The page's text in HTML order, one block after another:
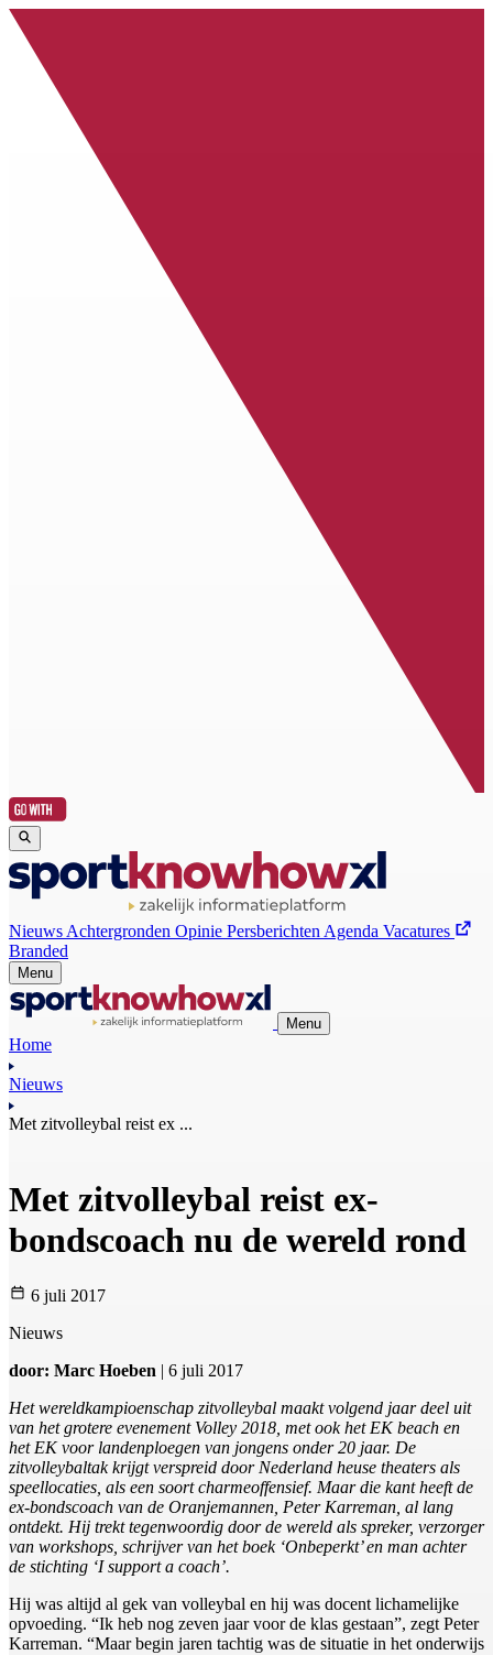
Nieuws Achtergronden Opinie Persberichten Agenda Vacatures
Branded
Menu
Menu
Home
Nieuws
Met zitvolleybal reist ex ...
Met zitvolleybal reist ex-
bondscoach nu de wereld rond
6 juli 2017
Nieuws
door: Marc Hoeben | 6 juli 2017
Het wereldkampioenschap zitvolleybal maakt volgend jaar deel uit
van het grotere evenement Volley 2018, met ook het EK beach en
het EK voor landenploegen van jongens onder 20 jaar. De
zitvolleybaltak krijgt verspreid door Nederland heuse theaters als
speellocaties, als een soort charmeoffensief. Maar die kant heeft de
ex-bondscoach van de Oranjemannen, Peter Karreman, al lang
ontdekt. Hij trekt tegenwoordig door de wereld als spreker, verzorger
van workshops, schrijver van het boek ‘Onbeperkt’ en man achter
de stichting ‘I support a coach’.
Hij was altijd al gek van volleybal en hij was docent lichamelijke
opvoeding. “Ik heb nog zeven jaar voor de klas gestaan”, zegt Peter
Karreman. “Maar begin jaren tachtig was de situatie in het onderwijs